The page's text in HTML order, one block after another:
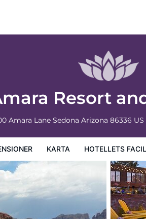
Resort
Amara Lane Sedona Arizona 86336 US
KARTA HOTELLETS